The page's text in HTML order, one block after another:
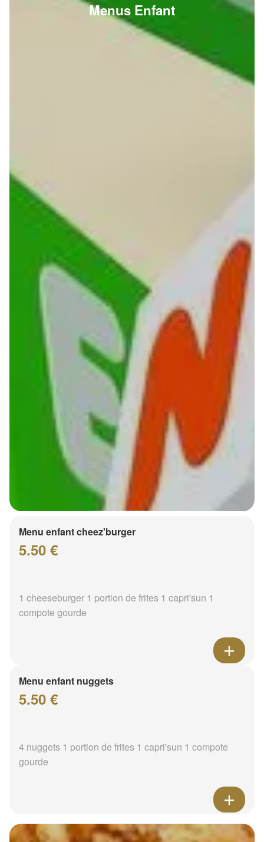
Menus Enfant
Menu enfant cheez'burger
5.50 €
1 cheeseburger 1 portion de frites 1 capri'sun 1
compote gourde
Menu enfant nuggets
5.50 €
4 nuggets 1 portion de frites 1 capri'sun 1 compote
gourde